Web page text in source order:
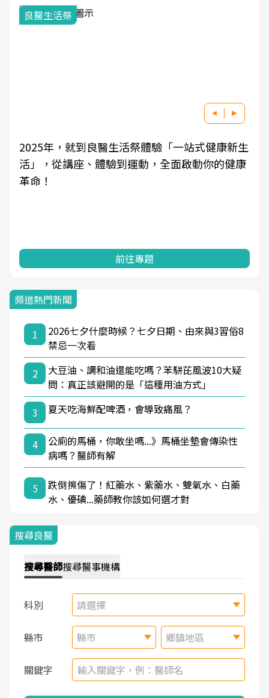
良醫生活祭
2025年，就到良醫生活祭體驗「一站式健康新生
活」，從講座、體驗到運動，全面啟動你的健康
革命！
前往專題
頻道熱門新聞
1
2026七夕什麼時候？七夕日期、由來與3習俗8
禁忌一次看
2
大豆油、調和油還能吃嗎？苯駢芘風波10大疑
問：真正該避開的是「這種用油方式」
3
夏天吃海鮮配啤酒，會導致痛風？
4
公廁的馬桶，你敢坐嗎...》馬桶坐墊會傳染性
病嗎？醫師有解
5
跌倒擦傷了！紅藥水、紫藥水、雙氧水、白藥
水、優碘...藥師教你該如何選才對
搜尋良醫
搜尋醫師搜尋醫事機構
科別 請選擇
縣市 縣市 鄉鎮地區
關鍵字